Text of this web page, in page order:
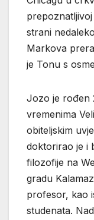
strani
Markova
je Tonu s
Jozo je rođen
vremenima
obiteljskim
doktorirao je i
filozofije na
gradu
profesor, kao
studenata.